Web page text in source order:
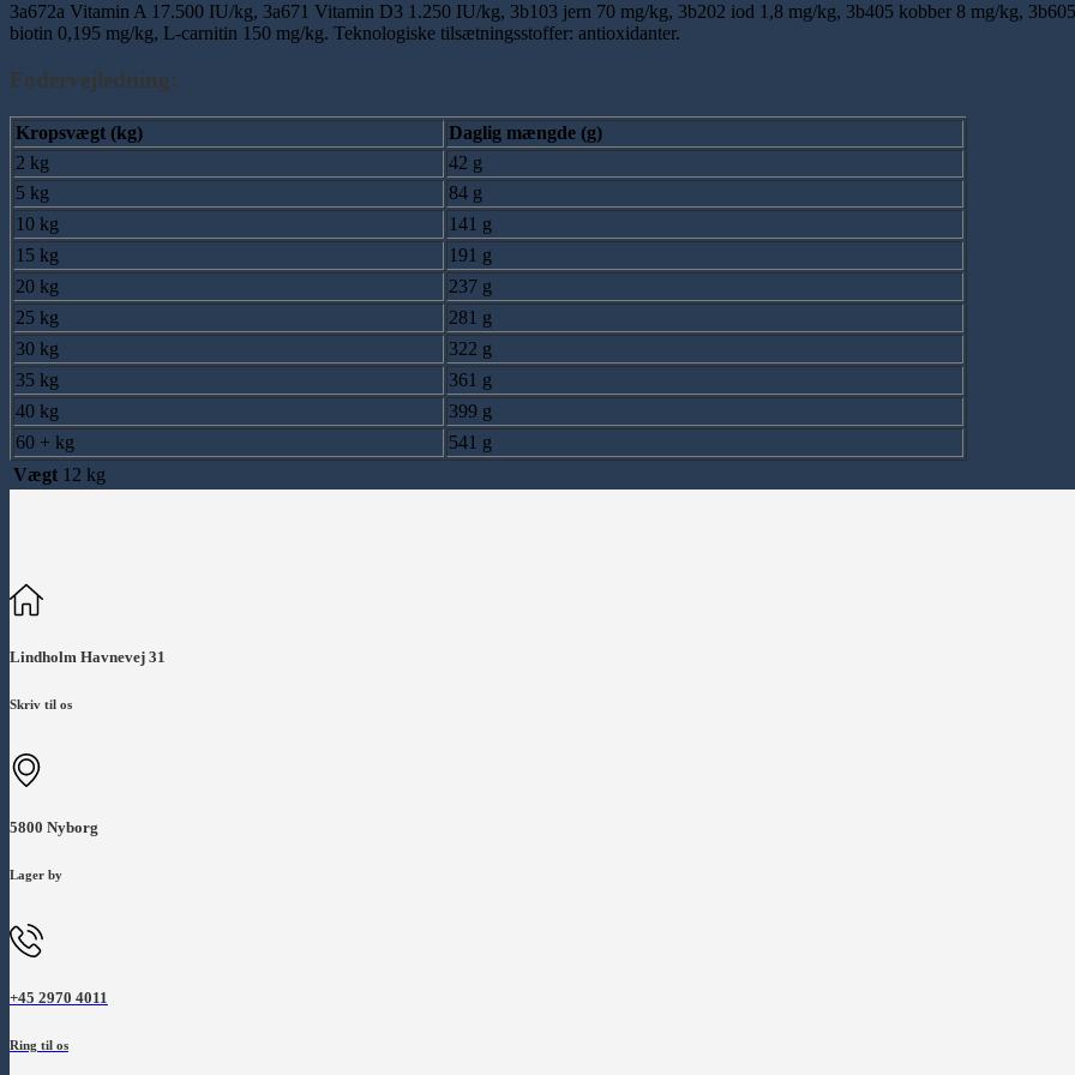
3a672a Vitamin A 17.500 IU/kg, 3a671 Vitamin D3 1.250 IU/kg, 3b103 jern 70 mg/kg, 3b202 iod 1,8 mg/kg, 3b405 kobber 8 mg/kg,
biotin 0,195 mg/kg, L-carnitin 150 mg/kg. Teknologiske tilsætningsstoffer: antioxidanter.
Fodervejledning:
Kropsvægt (kg)
Daglig mængde (g)
2 kg
42 g
5 kg
84 g
10 kg
141 g
15 kg
191 g
20 kg
237 g
25 kg
281 g
30 kg
322 g
35 kg
361 g
40 kg
399 g
60 + kg
541 g
Vægt 12 kg
Lindholm Havnevej 31
Skriv til os
5800 Nyborg
Lager by
+45 2970 4011
Ring til os